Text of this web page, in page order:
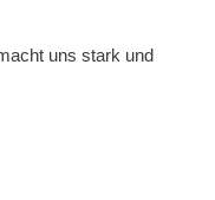
uns stark und